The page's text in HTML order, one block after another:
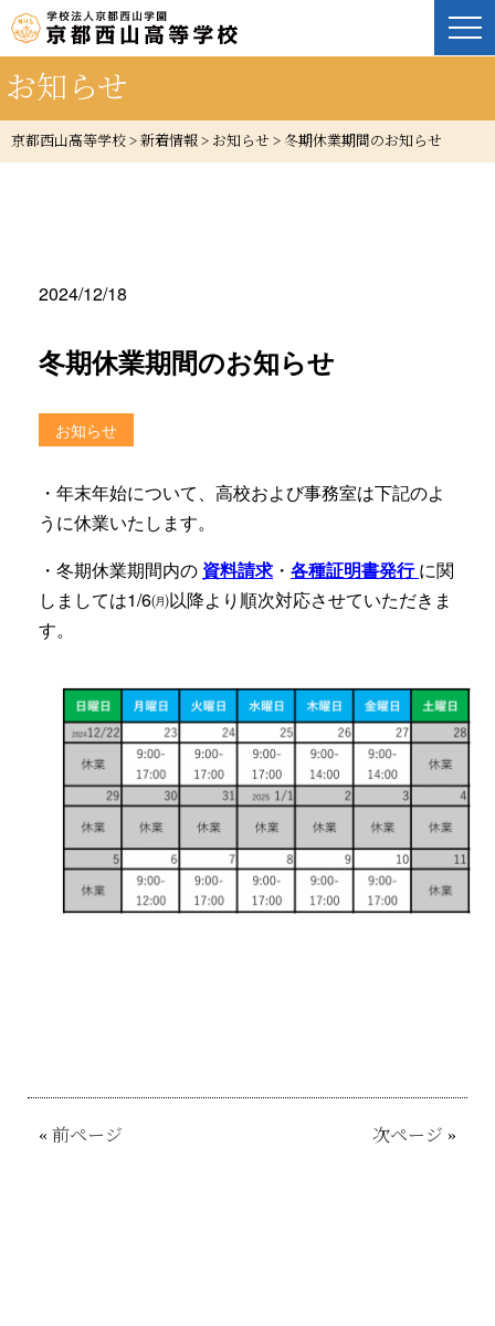
お知らせ
京都西山高等学校 > 新着情報 > お知らせ > 冬期休業期間のお知らせ
2024/12/18
冬期休業期間のお知らせ
お知らせ
・年末年始について、高校および事務室は下記のよ
うに休業いたします。
・冬期休業期間内の 資料請求・ 各種証明書発行に関
しましては1/6㈪以降より順次対応させていただきま
す。
« 前ページ 次ページ »